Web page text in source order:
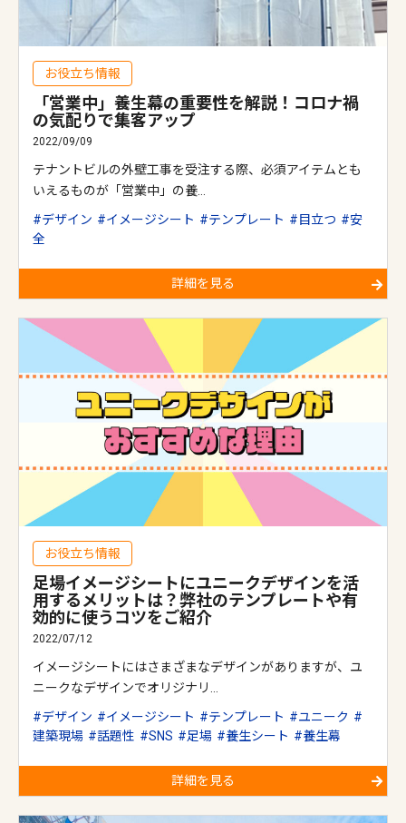
お役立ち情報
「営業中」養生幕の重要性を解説！コロナ禍
の気配りで集客アップ
2022/09/09
テナントビルの外壁工事を受注する際、必須アイテムとも
いえるものが「営業中」の養…
デザイン
イメージシート テンプレート 目立つ
安
全
詳細を見る
お役立ち情報
足場イメージシートにユニークデザインを活
用するメリットは？弊社のテンプレートや有
効的に使うコツをご紹介
2022/07/12
イメージシートにはさまざまなデザインがありますが、ユ
ニークなデザインでオリジナリ…
デザイン
イメージシート テンプレート
ユニーク
建築現場
話題性 SNS 足場 養生シート 養生幕
詳細を見る